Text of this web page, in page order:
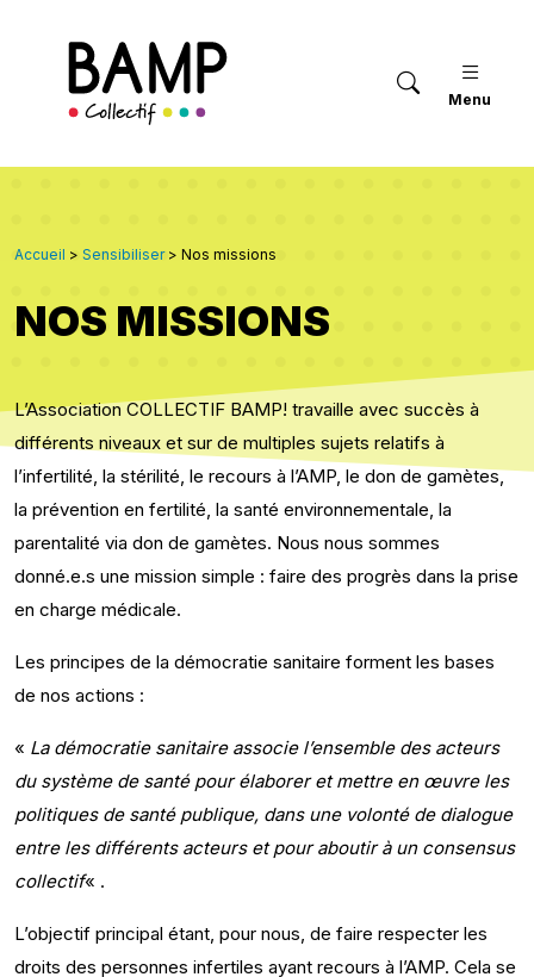
Menu
Accueil > Sensibiliser> Nos missions
NOS MISSIONS
L’Association COLLECTIF BAMP! travaille avec succès à
différents niveaux et sur de multiples sujets relatifs à
l’infertilité, la stérilité, le recours à l’AMP, le don de gamètes,
la prévention en fertilité, la santé environnementale, la
parentalité via don de gamètes. Nous nous sommes
donné.e.s une mission simple : faire des progrès dans la prise
en charge médicale.
Les principes de la démocratie sanitaire forment les bases
de nos actions :
« La démocratie sanitaire associe l’ensemble des acteurs
du système de santé pour élaborer et mettre en œuvre les
politiques de santé publique, dans une volonté de dialogue
entre les différents acteurs et pour aboutir à un consensus
collectif« .
L’objectif principal étant, pour nous, de faire respecter les
droits des personnes infertiles ayant recours à l’AMP. Cela se